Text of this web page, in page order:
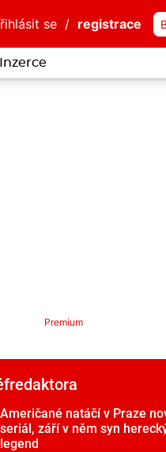
se / registrace
Inzerce
Premium
Američané natáčí v Praze
seriál, září v něm syn
legend